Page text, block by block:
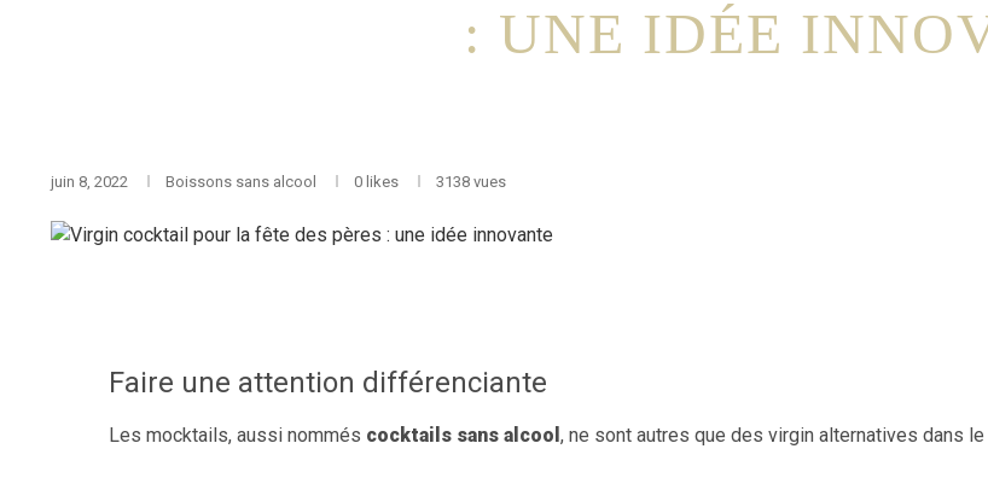
: UNE IDÉE
juin 8, 2022 Boissons sans alcool 0 likes 3138 vues
Faire une attention différenciante
Les mocktails, aussi nommés cocktails sans alcool , ne sont autres que des virgin alternatives dans